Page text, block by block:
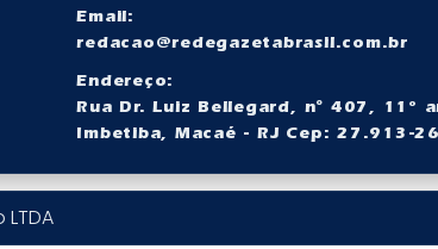
Email:
redacao@redegazetabrasil.com.br
Endereço:
Rua Dr. Luiz Bellegard, nº 407, 11°
Imbetiba, Macaé - RJ Cep: 27.913-